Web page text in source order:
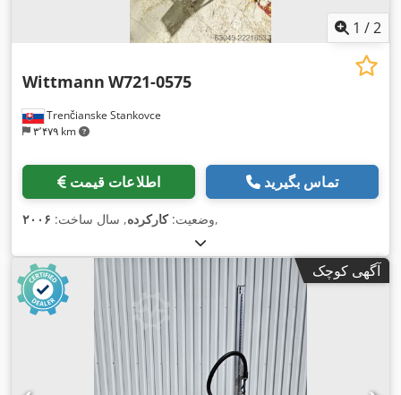
1 /2
Trenčianske Stankovce
۳٬۴۷۹ km
Wittmann W721-0575
اطلاعات قیمت تماس بگیرید
وضعیت:کارکرده, سال ساخت: ۲۰۰۶ ,
آگهی کوچک